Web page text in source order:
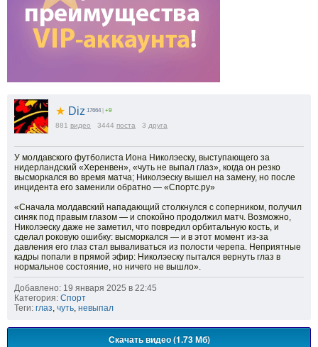
★ Diz 17664 +9
881 видео 3444 поста 3 друга
У молдавского футболиста Иона Николэеску, выступающего за
нидерландский «Херенвен», «чуть не выпал глаз», когда он резко
высморкался во время матча; Николэеску вышел на замену, но после
инцидента его заменили обратно — «Спортс.ру»
«Сначала молдавский нападающий столкнулся с соперником, получил
синяк под правым глазом — и спокойно продолжил матч. Возможно,
Николэеску даже не заметил, что повредил орбитальную кость, и
сделал роковую ошибку: высморкался — и в этот момент из-за
давления его глаз стал вываливаться из полости черепа. Неприятные
кадры попали в прямой эфир: Николэеску пытался вернуть глаз в
нормальное состояние, но ничего не вышло».
Добавлено: 19 января 2025 в 22:45
Категория: Спорт
Теги: глаз, чуть, невыпал
Скачать видео (1.73 Мб)